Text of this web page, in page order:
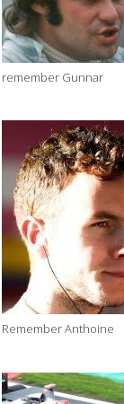
remember Gunnar
Remember Anthoine